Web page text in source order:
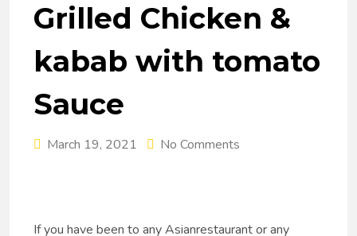
Grilled Chicken &
kabab with tomato
Sauce
March 19, 2021 No Comments
If you have been to any Asianrestaurant or any